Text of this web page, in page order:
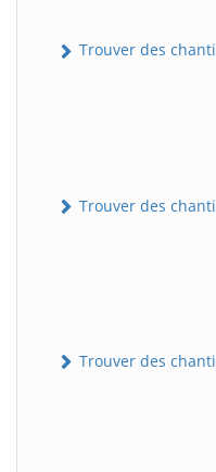
Trouver des
Trouver des
Trouver des